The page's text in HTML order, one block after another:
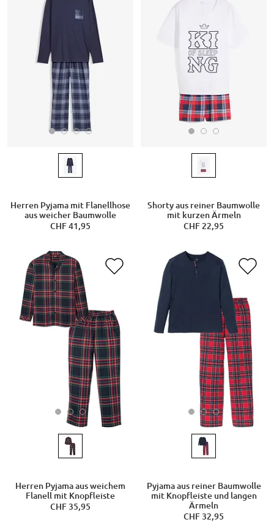
Herren Pyjama mit Flanellhose
aus weicher Baumwolle
CHF 41,95
Shorty aus reiner Baumwolle
mit kurzen Ärmeln
CHF 22,95
Herren Pyjama aus weichem
Flanell mit Knopfleiste
CHF 35,95
Pyjama aus reiner Baumwolle
mit Knopfleiste und langen
Ärmeln
CHF 32,95